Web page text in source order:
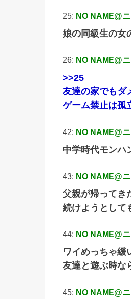
25: NO NAME@
娘の同級生の女
26: NO NAME@
>>25
友達の家でもダ
ゲーム禁止は孤
42: NO NAME@
中学時代モンハ
43: NO NAME@
父親が帰ってき
続けようとして
44: NO NAME@
ワイめっちゃ緩
友達と遊ぶ時な
45: NO NAME@